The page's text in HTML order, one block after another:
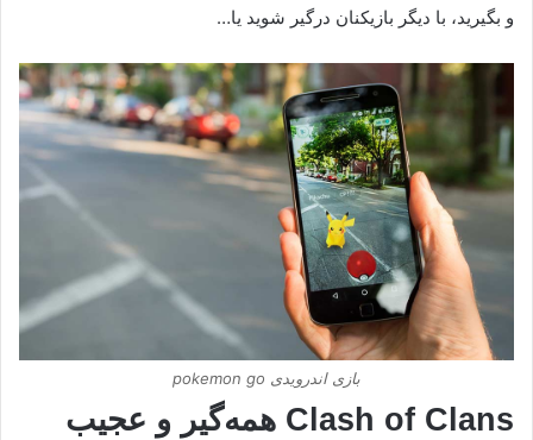
و بگیرید، با دیگر بازیکنان درگیر شوید یا…
بازی اندرویدی pokemon go
Clash of Clans همه‌گیر و عجیب